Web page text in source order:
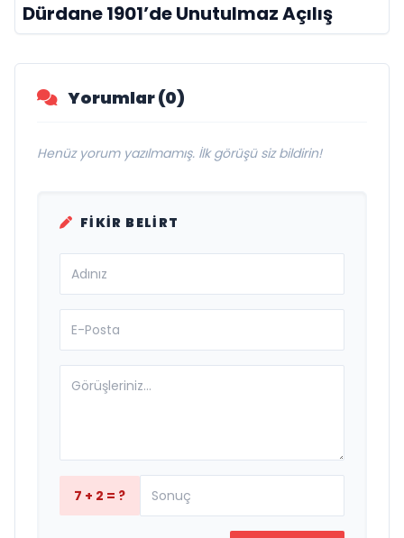
Dürdane 1901’de Unutulmaz Açılış
Yorumlar (0)
Henüz yorum yazılmamış. İlk görüşü siz bildirin!
FIKIR BELIRT
7 + 2 = ?